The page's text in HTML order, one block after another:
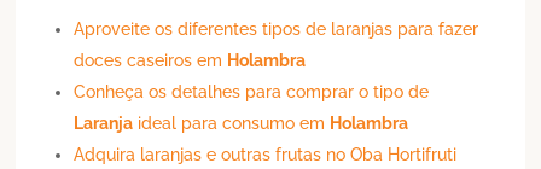
Aproveite os diferentes tipos de laranjas para fazer
doces caseiros em Holambra
Conheça os detalhes para comprar o tipo de
Laranja ideal para consumo em Holambra
Adquira laranjas e outras frutas no Oba Hortifruti